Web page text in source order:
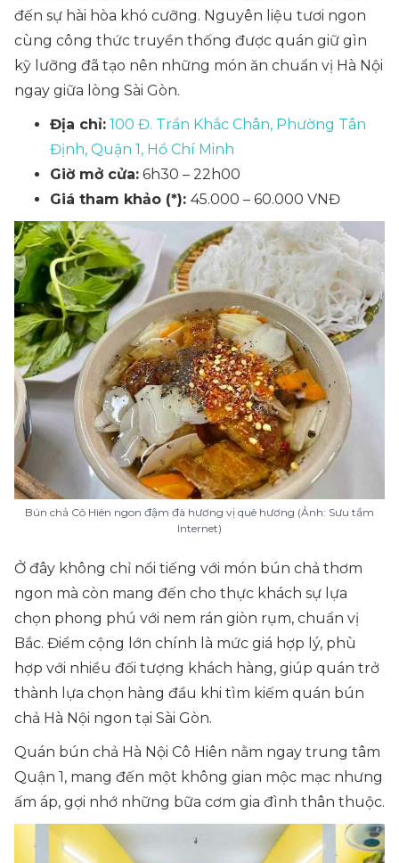
đến sự hài hòa khó cưỡng. Nguyên liệu tươi ngon
cùng công thức truyền thống được quán giữ gìn
kỹ lưỡng đã tạo nên những món ăn chuẩn vị Hà Nội
ngay giữa lòng Sài Gòn.
Địa chỉ: 100 Đ. Trần Khắc Chân, Phường Tân
Định, Quận 1, Hồ Chí Minh
Giờ mở cửa: 6h30 – 22h00
Giá tham khảo (*): 45.000 – 60.000 VNĐ
Bún chả Cô Hiên ngon đậm đà hương vị quê hương (Ảnh: Sưu tầm
Internet)
Ở đây không chỉ nổi tiếng với món bún chả thơm
ngon mà còn mang đến cho thực khách sự lựa
chọn phong phú với nem rán giòn rụm, chuẩn vị
Bắc. Điểm cộng lớn chính là mức giá hợp lý, phù
hợp với nhiều đối tượng khách hàng, giúp quán trở
thành lựa chọn hàng đầu khi tìm kiếm quán bún
chả Hà Nội ngon tại Sài Gòn.
Quán bún chả Hà Nội Cô Hiên nằm ngay trung tâm
Quận 1, mang đến một không gian mộc mạc nhưng
ấm áp, gợi nhớ những bữa cơm gia đình thân thuộc.